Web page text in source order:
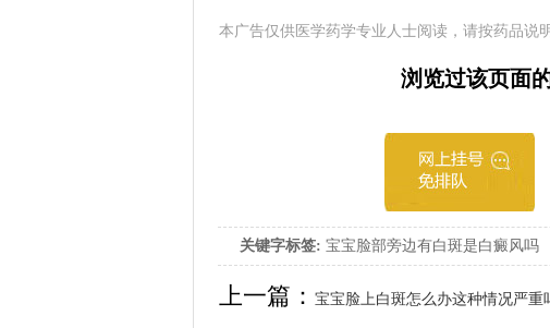
本广告仅供医学药学专业人士阅读，请按药品说
浏览过该页面
关键字标签: 宝宝脸部旁边有白斑是白癜风吗
上一篇：宝宝脸上白斑怎么办这种情况严重